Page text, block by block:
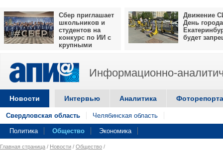
Сбер приглашает
школьников и
студентов на
конкурс по ИИ с
крупными
Движение
День города
будет
Информационно-
Новости Интервью Аналитика
Свердловская область Челябинская область
Политика Общество Экономика
Главная страница / Новости / Общество /